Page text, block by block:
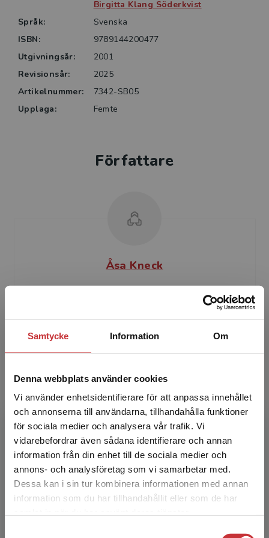
Samtycke Information Om
Denna webbplats använder cookies
Vi använder enhetsidentifierare för att anpassa innehållet
och annonserna till användarna, tillhandahålla funktioner
för sociala medier och analysera vår trafik. Vi
vidarebefordrar även sådana identifierare och annan
information från din enhet till de sociala medier och
annons- och analysföretag som vi samarbetar med.
Dessa kan i sin tur kombinera informationen med annan
information som du har tillhandahållit eller som de har
Begränsad fraktregion
Det verkar som att du besöker
studentlitteratur.se via en enhet utanför Sverige.
Vi erbjuder inte leveranser utanför Sverige. För
förhållningssätt där ömsesidigt lärande står i fokus.
Patientundervisning – ett samspel för lärande vänder
sig till sjuk­sköterskestudenter på grund- och
specialistutbildningar samt till kliniskt verksamma
sjuksköterskor.
Birgitta Klang Söderkvist
Språk:
Svenska
ISBN:
9789144200477
Utgivningsår:
2001
Revisionsår:
2025
Artikelnummer:
7342-SB05
Upplaga:
Femte
Författare
Åsa Kneck
medicine doktor och docent i vårdvetenskap
med tjänst som lektor och programansvarig för
sjuksköterskeprogr...
Birgitta Klang Söderkvist
Birgitta Klang Söderkvist är legitimerad
sjuksköterska, medicine doktor i medicinsk